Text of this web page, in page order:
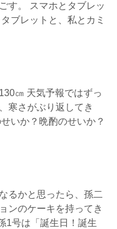
す。 スマホとタブレッ
ブレットと、私とカミ
㎝ 天気予報ではずっ
寒さがぶり返してき
いか？晩酌のせいか？
るかと思ったら、孫二
ンのケーキを持ってき
1号は「誕生日！誕生